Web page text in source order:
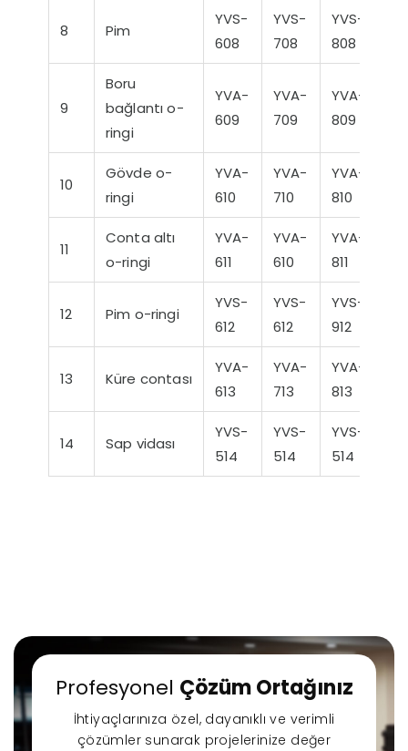
8 Pim
YVS-
608
YVS-
708
YVS-
808
9
Boru
bağlantı o-
ringi
YVA-
609
YVA-
709
YVA-
809
10
Gövde o-
ringi
YVA-
610
YVA-
710
YVA-
810
11
Conta altı
o-ringi
YVA-
611
YVA-
610
YVA-
811
12 Pim o-ringi
YVS-
612
YVS-
612
YVS-
912
13 Küre contası
YVA-
613
YVA-
713
YVA-
813
14 Sap vidası
YVS-
514
YVS-
514
YVS-
514
Profesyonel Çözüm Ortağınız
İhtiyaçlarınıza özel, dayanıklı ve verimli
çözümler sunarak projelerinize değer